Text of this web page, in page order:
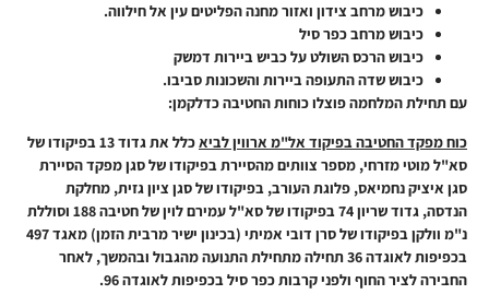
כיבוש מרחב צידון ואזור מחנה הפליטים עין אל חילווה.
כיבוש מרחב כפר סיל
כיבוש הרכס השולט על כביש ביירות דמשק
כיבוש שדה התעופה ביירות והשכונות סביבו.
עם תחילת המלחמה פוצלו כוחות החטיבה כדלקמן:
כוח מפקד החטיבה בפיקוד אל"מ ארווין לביא
כלל את גדוד 13 בפיקודו של
סא"ל מוטי מזרחי, מספר צוותים מהסיירת בפיקודו של סגן מפקד הסיירת
סגן איציק נחמיאס, פלוגת העורב, בפיקודו של סגן ציון גזית, מחלקת
הנדסה, גדוד שריון 74 בפיקודו של סא"ל עמירם לוין של חטיבה 188 וסוללת
נ"מ וולקן בפיקודו של סרן דובי אמיתי (בכינון ישיר מרבית הזמן) מאגד 497
בכפיפות לאוגדה 36 תחילה מתחילת התנועה מהגבול ובהמשך, לאחר
החבירה לציר החוף ולפני קרבות כפר סיל בכפיפות לאוגדה 96.